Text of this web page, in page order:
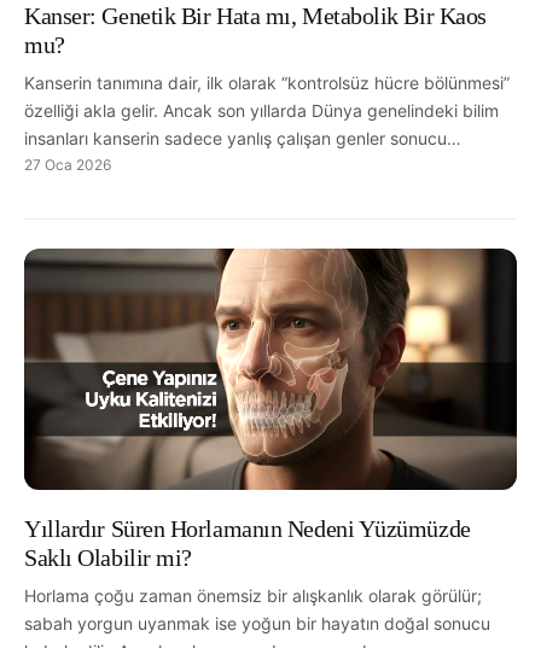
Kanser: Genetik Bir Hata mı, Metabolik Bir Kaos
mu?
Kanserin tanımına dair, ilk olarak “kontrolsüz hücre bölünmesi”
özelliği akla gelir. Ancak son yıllarda Dünya genelindeki bilim
insanları kanserin sadece yanlış çalışan genler sonucu…
27 Oca 2026
Yıllardır Süren Horlamanın Nedeni Yüzümüzde
Saklı Olabilir mi?
Horlama çoğu zaman önemsiz bir alışkanlık olarak görülür;
sabah yorgun uyanmak ise yoğun bir hayatın doğal sonucu